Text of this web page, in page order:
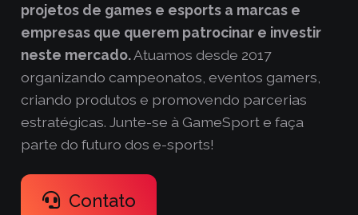
projetos de games e esports a marcas e
empresas que querem patrocinar e investir
neste mercado.Atuamos desde 2017
organizando campeonatos, eventos gamers,
criando produtos e promovendo parcerias
estratégicas. Junte-se à GameSport e faça
parte do futuro dos e-sports!
Contato